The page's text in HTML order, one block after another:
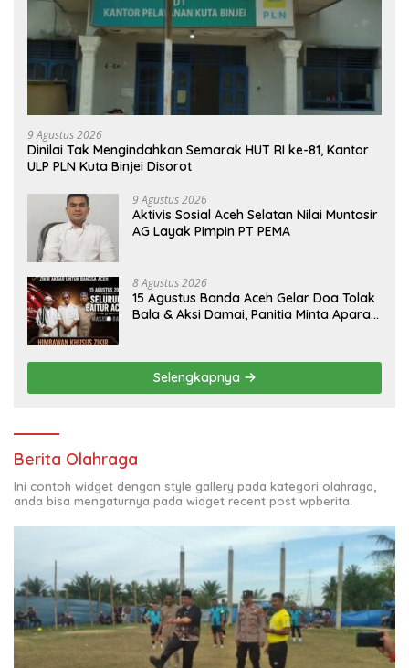
9 Agustus 2026
Dinilai Tak Mengindahkan Semarak HUT RI ke-81, Kantor
ULP PLN Kuta Binjei Disorot
9 Agustus 2026
Aktivis Sosial Aceh Selatan Nilai Muntasir
AG Layak Pimpin PT PEMA
8 Agustus 2026
15 Agustus Banda Aceh Gelar Doa Tolak
Bala & Aksi Damai, Panitia Minta Aparat
Selengkapnya
Berita Olahraga
Ini contoh widget dengan style gallery pada kategori olahraga,
anda bisa mengaturnya pada widget recent post wpberita.